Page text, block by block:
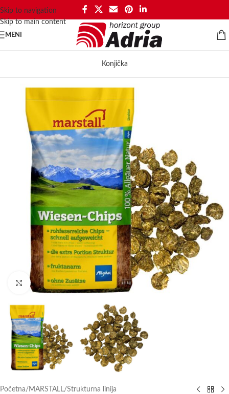
Skip to navigation
Skip to main content
MENI
Konjička
Click to enlarge
Početna/ MARSTALL/Strukturna linija